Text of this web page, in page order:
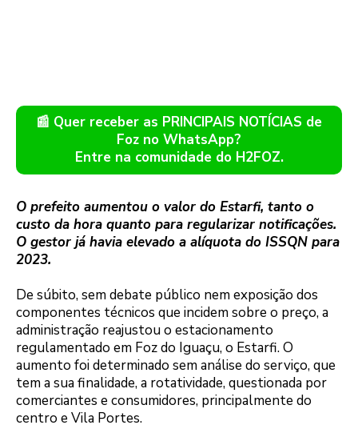
📰 Quer receber as PRINCIPAIS NOTÍCIAS de
Foz no WhatsApp?
Entre na comunidade do H2FOZ.
O prefeito aumentou o valor do Estarfi, tanto o
custo da hora quanto para regularizar notificações.
O gestor já havia elevado a alíquota do ISSQN para
2023.
De súbito, sem debate público nem exposição dos
componentes técnicos que incidem sobre o preço, a
administração reajustou o estacionamento
regulamentado em Foz do Iguaçu, o Estarfi. O
aumento foi determinado sem análise do serviço, que
tem a sua finalidade, a rotatividade, questionada por
comerciantes e consumidores, principalmente do
centro e Vila Portes.